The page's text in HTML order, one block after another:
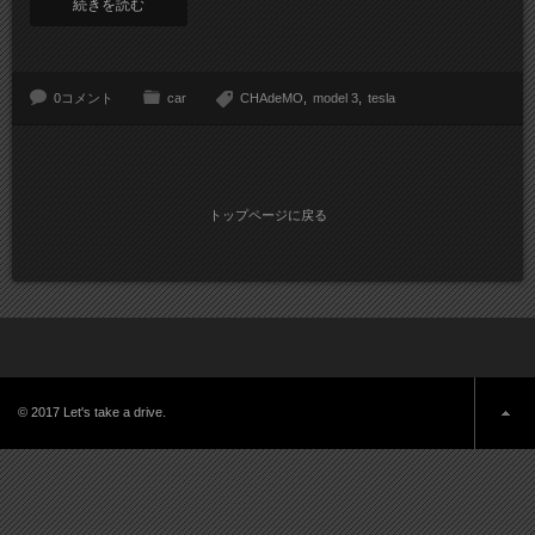
続きを読む
0コメント car CHAdeMO model 3 tesla
トップページに戻る
© 2017 Let's take a drive.